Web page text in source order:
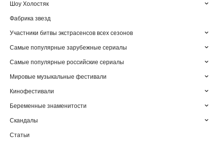
Шоу Холостяк
Фабрика звезд
Участники битвы экстрасенсов всех сезонов
Самые популярные зарубежные сериалы
Самые популярные российские сериалы
Мировые музыкальные фестивали
Кинофестивали
Беременные знаменитости
Скандалы
Статьи